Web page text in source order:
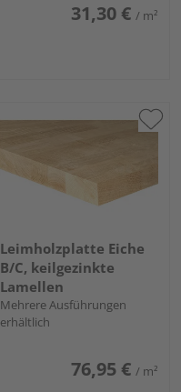
31,30 € / m²
Leimholzplatte Eiche
B/C, keilgezinkte
Lamellen
Mehrere Ausführungen
erhältlich
76,95 € / m²